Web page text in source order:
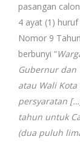
pasangan
4 ayat (1)
Nomor 9
berbunyi “
Gubernur dan
atau Wali
persyaratan
tahun untuk
(dua puluh